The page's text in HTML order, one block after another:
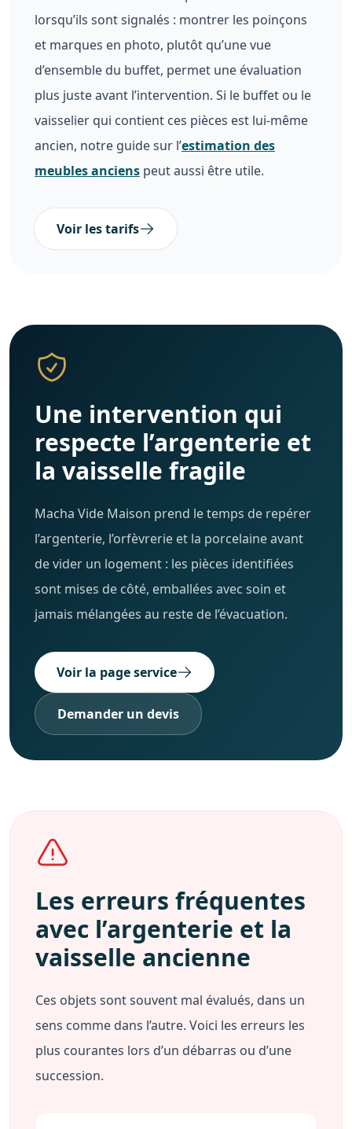
lorsqu’ils sont signalés : montrer les poinçons
et marques en photo, plutôt qu’une vue
d’ensemble du buffet, permet une évaluation
plus juste avant l’intervention. Si le buffet ou le
vaisselier qui contient ces pièces est lui-même
ancien, notre guide sur l’estimation des
meubles anciens peut aussi être utile.
Voir les tarifs
Une intervention qui
respecte l’argenterie et
la vaisselle fragile
Macha Vide Maison prend le temps de repérer
l’argenterie, l’orfèvrerie et la porcelaine avant
de vider un logement : les pièces identifiées
sont mises de côté, emballées avec soin et
jamais mélangées au reste de l’évacuation.
Voir la page service
Demander un devis
Les erreurs fréquentes
avec l’argenterie et la
vaisselle ancienne
Ces objets sont souvent mal évalués, dans un
sens comme dans l’autre. Voici les erreurs les
plus courantes lors d’un débarras ou d’une
succession.